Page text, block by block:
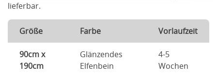
lieferbar.
Größe Farbe Vorlaufzeit
90cm x
190cm
Glänzendes
Elfenbein
4-5
Wochen